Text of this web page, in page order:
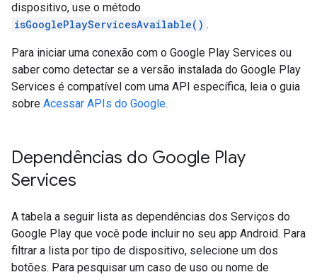
dispositivo, use o método
isGooglePlayServicesAvailable() .
Para iniciar uma conexão com o Google Play Services ou
saber como detectar se a versão instalada do Google Play
Services é compatível com uma API específica, leia o guia
sobre Acessar APIs do Google.
Dependências do Google Play
Services
A tabela a seguir lista as dependências dos Serviços do
Google Play que você pode incluir no seu app Android. Para
filtrar a lista por tipo de dispositivo, selecione um dos
botões. Para pesquisar um caso de uso ou nome de